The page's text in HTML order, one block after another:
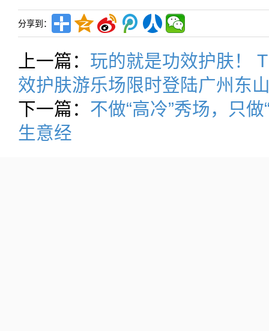
分享到：
上一篇： 玩的就是功效护肤！
效护肤游乐场限时登陆广州东
下一篇： 不做“高冷”秀场，只
生意经